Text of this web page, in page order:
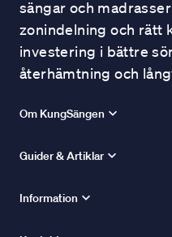
sängar och
zonindelning och rätt
investering i bättre
återhämtning och
Om KungSängen
Guider & Artiklar
Information